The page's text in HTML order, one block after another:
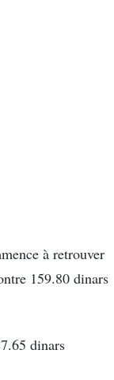
à retrouver
159.80 dinars
dinars